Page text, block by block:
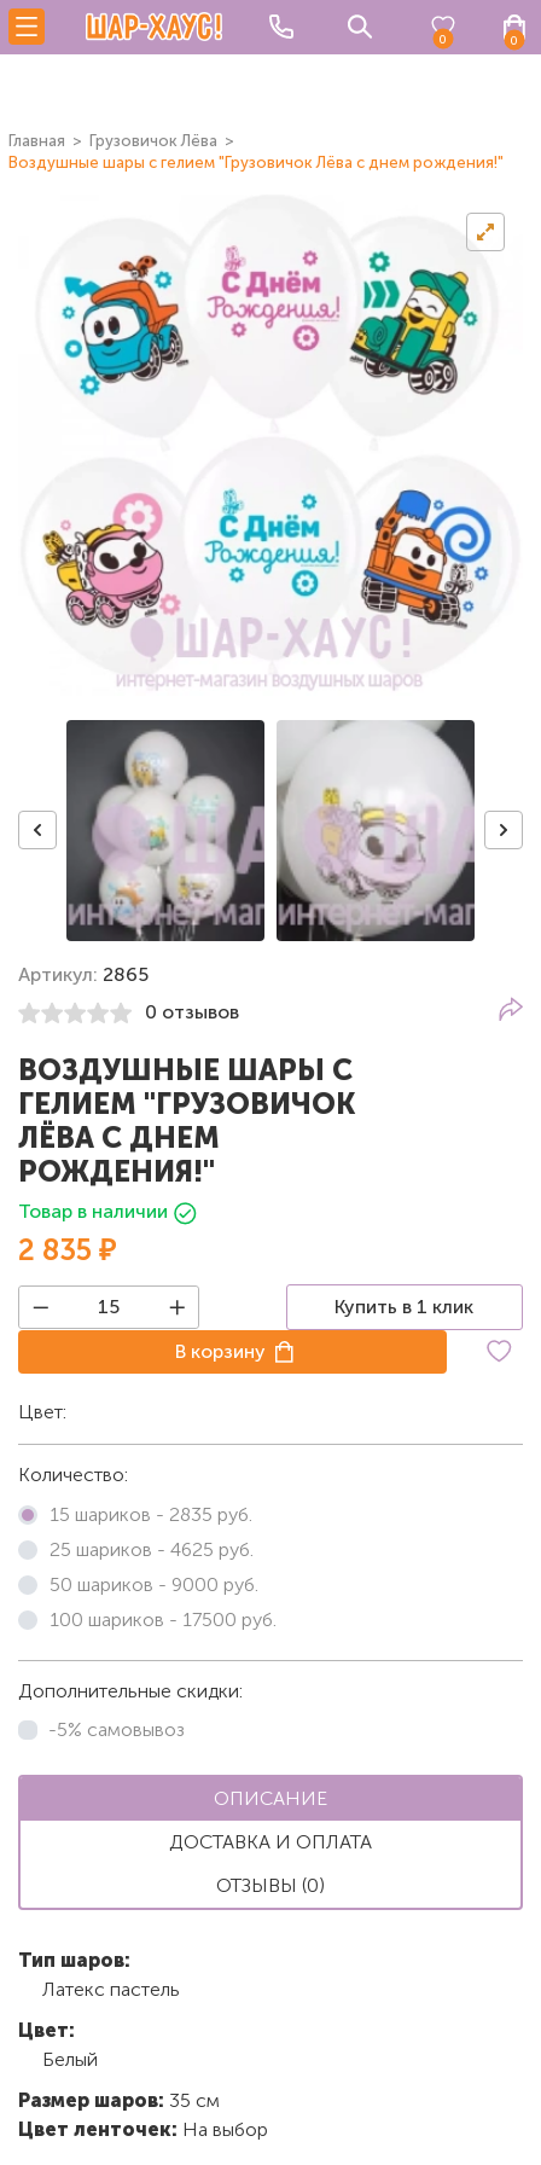
0 0
Главная
Грузовичок Лёва
Воздушные шары с гелием "Грузовичок Лёва с днем рождения!"
Артикул: 2865
0 отзывов
ВОЗДУШНЫЕ ШАРЫ С
ГЕЛИЕМ "ГРУЗОВИЧОК
ЛЁВА С ДНЕМ
РОЖДЕНИЯ!"
Товар в наличии
2 835 ₽
Купить в 1 клик
В корзину
Цвет:
Количество:
15 шариков - 2835 руб.
25 шариков - 4625 руб.
50 шариков - 9000 руб.
100 шариков - 17500 руб.
Дополнительные скидки:
-5% самовывоз
ОПИСАНИЕ
ДОСТАВКА И ОПЛАТА
ОТЗЫВЫ (0)
Тип шаров:
Латекс пастель
Цвет:
Белый
Размер шаров: 35 см
Цвет ленточек: На выбор